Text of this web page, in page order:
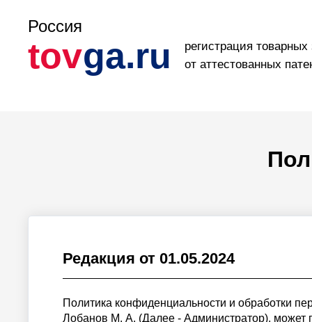
tov
Россия
регистрация товарных
от аттестованных
ga.ru
Эконом
Редакция от 01.05.2024
Политика конфиденциальности и обработки
Лобанов М. А. (Далее - Администратор), может